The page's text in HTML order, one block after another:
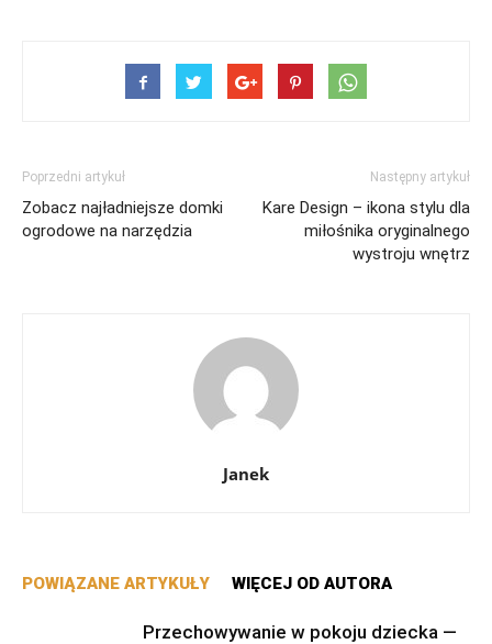
Poprzedni artykuł
Zobacz najładniejsze domki
ogrodowe na narzędzia
Następny artykuł
Kare Design – ikona stylu dla
miłośnika oryginalnego
wystroju wnętrz
Janek
POWIĄZANE ARTYKUŁY WIĘCEJ OD AUTORA
Przechowywanie w pokoju dziecka —